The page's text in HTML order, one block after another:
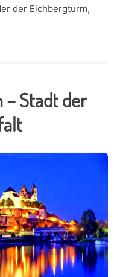
der Eichbergturm,
– Stadt der